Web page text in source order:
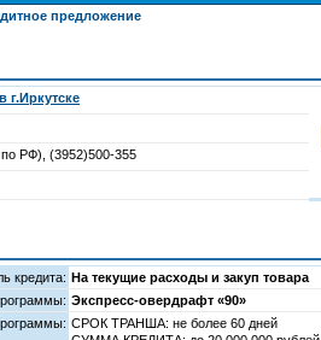
предложение
РФ), (3952)500-355
кредита: На текущие расходы и закуп товара
Экспресс-овердрафт «90»
СРОК ТРАНША: не более 60 дней